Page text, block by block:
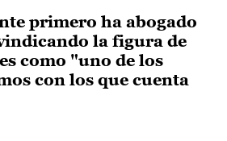
primero ha abogado
la figura de
como "uno de los
con los que cuenta